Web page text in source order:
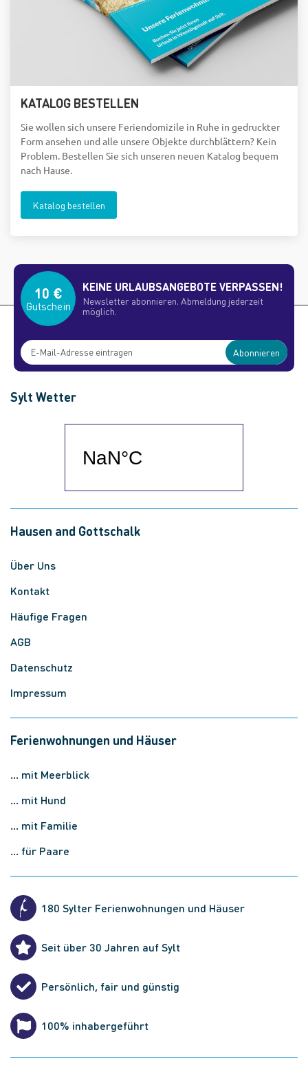
KATALOG BESTELLEN
Sie wollen sich unsere Feriendomizile in Ruhe in gedruckter
Form ansehen und alle unsere Objekte durchblättern? Kein
Problem. Bestellen Sie sich unseren neuen Katalog bequem
nach Hause.
Katalog bestellen
10 €
Gutschein
KEINE URLAUBSANGEBOTE VERPASSEN!
Newsletter abonnieren. Abmeldung jederzeit
möglich.
Abonnieren
Sylt Wetter
Hausen and Gottschalk
Über Uns
Kontakt
Häufige Fragen
AGB
Datenschutz
Impressum
Ferienwohnungen und Häuser
... mit Meerblick
... mit Hund
... mit Familie
... für Paare
180 Sylter Ferienwohnungen und Häuser
Seit über 30 Jahren auf Sylt
Persönlich, fair und günstig
100% inhabergeführt